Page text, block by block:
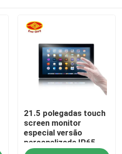
21.5 polegadas touch
screen monitor
especial versão
personalizada IP65